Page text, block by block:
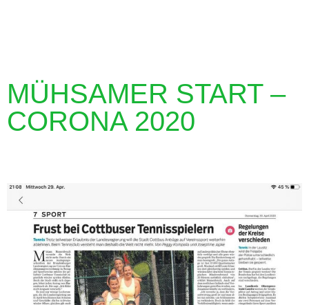
MÜHSAMER START –
CORONA 2020